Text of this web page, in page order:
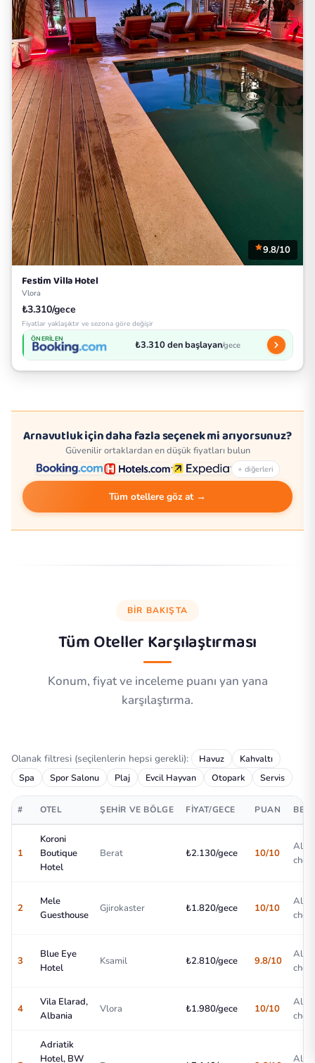
9.8/10
Festim Villa Hotel
Vlora
₺3.310/gece
Fiyatlar yaklaşıktır ve sezona göre değişir
ÖNERILEN ₺3.310 den başlayan/gece
Arnavutluk için daha fazla seçenek mi arıyorsunuz?
Güvenilir ortaklardan en düşük fiyatları bulun
+ diğerleri
Tüm otellere göz at →
BIR BAKIŞTA
Tüm Oteller Karşılaştırması
Konum, fiyat ve inceleme puanı yan yana
karşılaştırma.
Olanak filtresi (seçilenlerin hepsi gerekli): Havuz
Kahvaltı
Spa
Spor Salonu Plaj Evcil Hayvan Otopark Servis
# OTEL ŞEHIR VE BÖLGE FIYAT/GECE PUAN
1
Koroni
Boutique
Hotel
Berat ₺2.130/gece 10/10
All-
2
Mele
Guesthouse
Gjirokaster ₺1.820/gece 10/10
All-
3
Blue Eye
Hotel
Ksamil ₺2.810/gece 9.8/10
All-
4
Vila Elarad,
Albania
Vlora ₺1.980/gece 10/10
All-
Adriatik
Hotel, BW
All-